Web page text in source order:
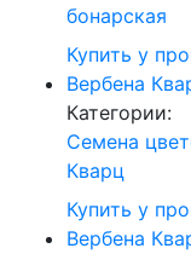
бонарская
Купить у
Вербена
Категории:
Cемена
Кварц
Купить у
Вербена